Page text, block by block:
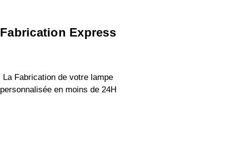
Fabrication Express
La Fabrication de votre lampe
personnalisée en moins de 24H